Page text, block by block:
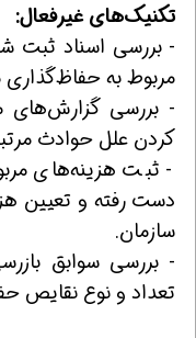
تكنیك‌های غیرفعال:
مربوط به
- بررسی
كردن علل حوادث
- ثبت هزینه‌های
دست رفته و تعیین
سازمان.
- بررسی سوابق
تعداد و نوع نقایص